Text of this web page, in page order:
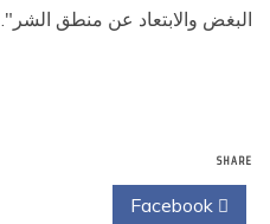
البغض والابتعاد عن منطق الشر".
SHARE